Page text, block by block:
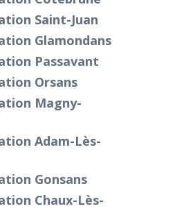
Saint-Juan
Glamondans
Passavant
Orsans
Magny-
Adam-Lès-
Gonsans
Chaux-Lès-